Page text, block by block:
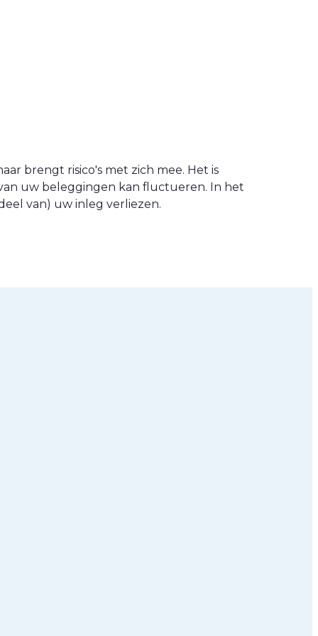
brengt risico's met zich mee. Het is
uw beleggingen kan fluctueren. In het
van) uw inleg verliezen.